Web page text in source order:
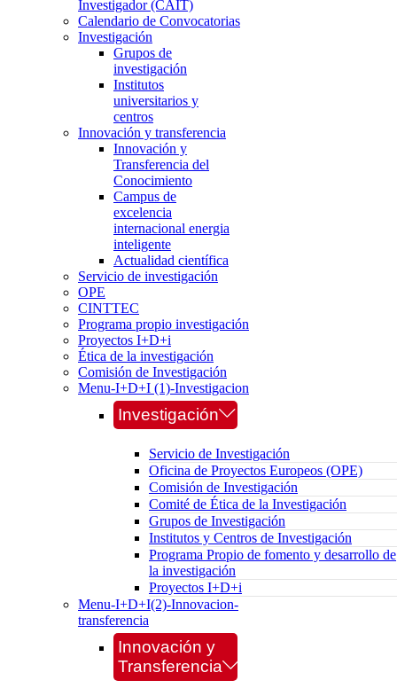
Investigador (CAIT)
Calendario de Convocatorias
Investigación
Grupos de
investigación
Institutos
universitarios y
centros
Innovación y transferencia
Innovación y
Transferencia del
Conocimiento
Campus de
excelencia
internacional energia
inteligente
Actualidad científica
Servicio de investigación
OPE
CINTTEC
Programa propio investigación
Proyectos I+D+i
Ética de la investigación
Comisión de Investigación
Menu-I+D+I (1)-Investigacion
Investigación
Servicio de Investigación
Oficina de Proyectos Europeos (OPE)
Comisión de Investigación
Comité de Ética de la Investigación
Grupos de Investigación
Institutos y Centros de Investigación
Programa Propio de fomento y desarrollo de
la investigación
Proyectos I+D+i
Menu-I+D+I(2)-Innovacion-
transferencia
Innovación y
Transferencia